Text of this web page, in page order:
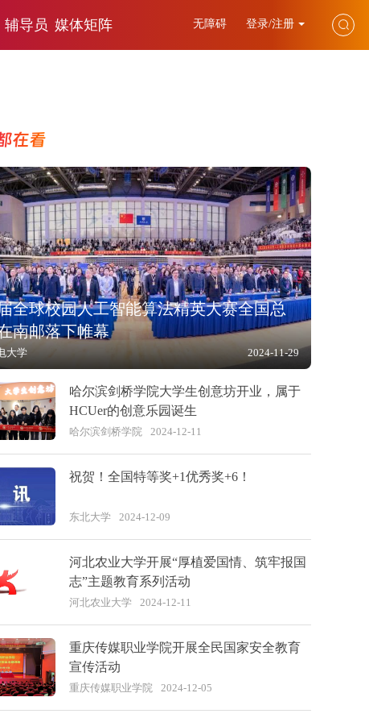
辅导员 媒体矩阵 无障碍 登录/注册
在看
全球校园人工智能算法精英大赛全国总
南邮落下帷幕
大学 2024-11-29
哈尔滨剑桥学院大学生创意坊开业，属于
HCUer的创意乐园诞生
哈尔滨剑桥学院 2024-12-11
祝贺！全国特等奖+1优秀奖+6！
东北大学 2024-12-09
河北农业大学开展“厚植爱国情、筑牢报国
志”主题教育系列活动
河北农业大学 2024-12-11
重庆传媒职业学院开展全民国家安全教育
宣传活动
重庆传媒职业学院 2024-12-05